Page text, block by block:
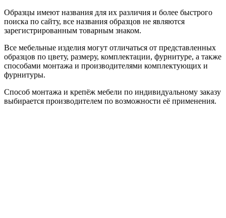
Образцы имеют названия для их различия и более быстрого
поиска по сайту, все названия образцов не являются
зарегистрированным товарным знаком.
Все мебельные изделия могут отличаться от представленных
образцов по цвету, размеру, комплектации, фурнитуре, а также
способами монтажа и производителями комплектующих и
фурнитуры.
Способ монтажа и крепёж мебели по индивидуальному заказу
выбирается производителем по возможности её применения.